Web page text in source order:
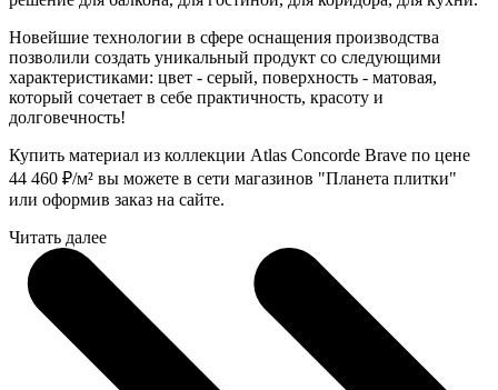
Новейшие технологии в сфере оснащения производства
позволили создать уникальный продукт со следующими
характеристиками: цвет - серый, поверхность - матовая,
который сочетает в себе практичность, красоту и
долговечность!
Купить материал из коллекции Atlas Concorde Brave по цене
44 460 ₽/м² вы можете в сети магазинов "Планета плитки"
или оформив заказ на сайте.
Читать далее